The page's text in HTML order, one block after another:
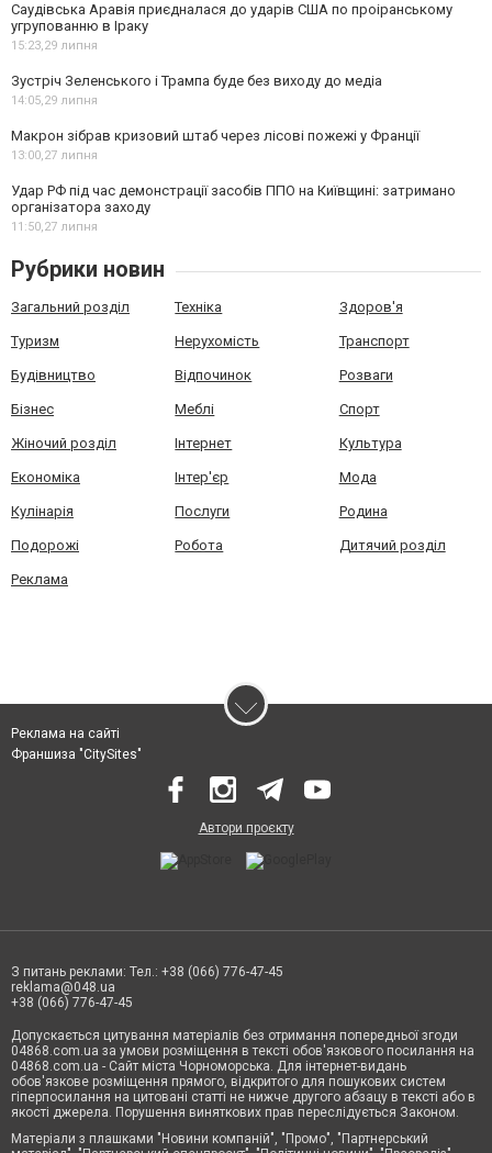
Саудівська Аравія приєдналася до ударів США по проіранському
угрупованню в Іраку
15:23,29 липня
Зустріч Зеленського і Трампа буде без виходу до медіа
14:05,29 липня
Макрон зібрав кризовий штаб через лісові пожежі у Франції
13:00,27 липня
Удар РФ під час демонстрації засобів ППО на Київщині: затримано
організатора заходу
11:50,27 липня
Рубрики новин
Загальний розділ Техніка Здоров'я
Туризм Нерухомість Транспорт
Будівництво Відпочинок Розваги
Бізнес Меблі Спорт
Жіночий розділ Інтернет Культура
Економіка Інтер'єр Мода
Кулінарія Послуги Родина
Подорожі Робота Дитячий розділ
Реклама
Реклама на сайті
Франшиза "CitySites"
Автори проєкту
З питань реклами: Тел.: +38 (066) 776-47-45
reklama@048.ua
+38 (066) 776-47-45
Допускається цитування матеріалів без отримання попередньої згоди
04868.com.ua за умови розміщення в тексті обов'язкового посилання на
04868.com.ua - Сайт міста Чорноморська. Для інтернет-видань
обов'язкове розміщення прямого, відкритого для пошукових систем
гіперпосилання на цитовані статті не нижче другого абзацу в тексті або в
якості джерела. Порушення виняткових прав переслідується Законом.
Матеріали з плашками "Новини компаній", "Промо", "Партнерський